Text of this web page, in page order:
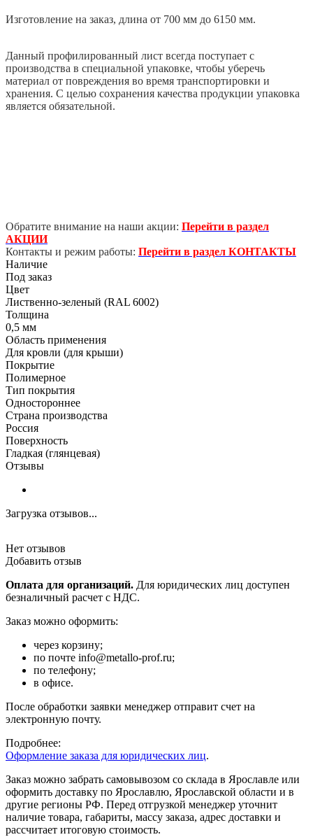
Изготовление на заказ, длина от 700 мм до 6150 мм.
Данный профилированный лист всегда поступает с
производства в специальной упаковке, чтобы уберечь
материал от повреждения во время транспортировки и
хранения. С целью сохранения качества продукции упаковка
является обязательной.
Обратите внимание на наши акции: Перейти в раздел
АКЦИИ
Контакты и режим работы: Перейти в раздел КОНТАКТЫ
Наличие
Под заказ
Цвет
Лиственно-зеленый (RAL 6002)
Толщина
0,5 мм
Область применения
Для кровли (для крыши)
Покрытие
Полимерное
Тип покрытия
Одностороннее
Страна производства
Россия
Поверхность
Гладкая (глянцевая)
Отзывы
Загрузка отзывов...
Нет отзывов
Добавить отзыв
Оплата для организаций. Для юридических лиц доступен
безналичный расчет с НДС.
Заказ можно оформить:
через корзину;
по почте info@metallo-prof.ru;
по телефону;
в офисе.
После обработки заявки менеджер отправит счет на
электронную почту.
Подробнее:
Оформление заказа для юридических лиц.
Заказ можно забрать самовывозом со склада в Ярославле или
оформить доставку по Ярославлю, Ярославской области и в
другие регионы РФ. Перед отгрузкой менеджер уточнит
наличие товара, габариты, массу заказа, адрес доставки и
рассчитает итоговую стоимость.